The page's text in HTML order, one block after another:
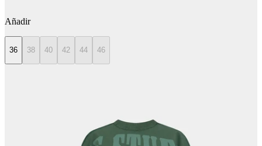
Añadir
36 38 40 42 44 46